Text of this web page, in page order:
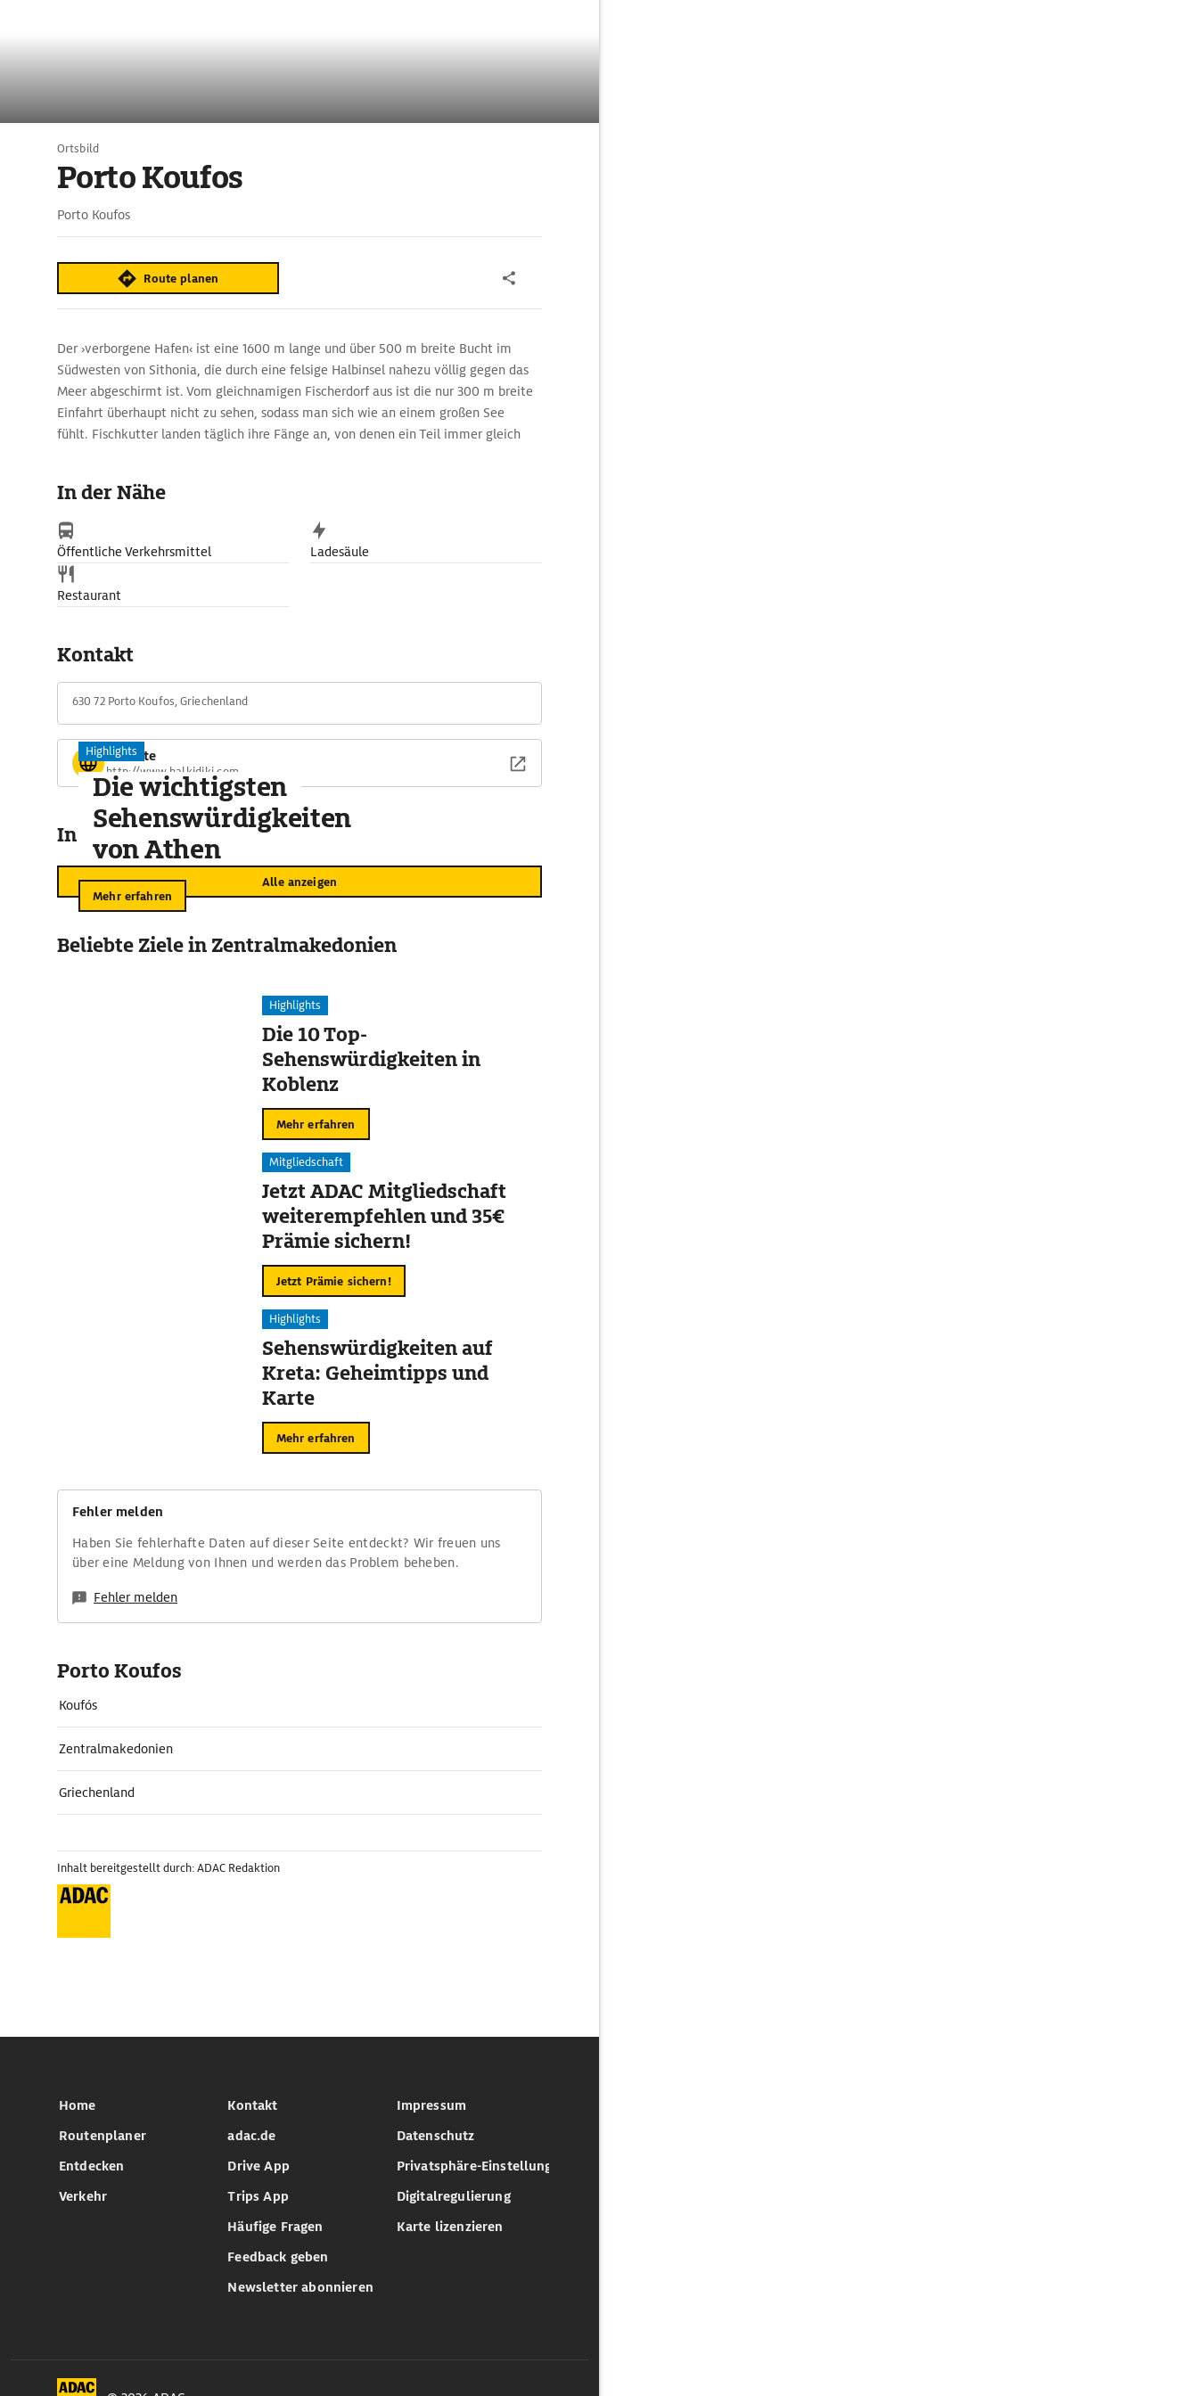
Ortsbild
Porto Koufos
Porto Koufos
Route planen
Der ›verborgene Hafen‹ ist eine 1600 m lange und über 500 m breite Bucht im
Südwesten von Sithonia, die durch eine felsige Halbinsel nahezu völlig gegen das
Meer abgeschirmt ist. Vom gleichnamigen Fischerdorf aus ist die nur 300 m breite
Einfahrt überhaupt nicht zu sehen, sodass man sich wie an einem großen See
fühlt. Fischkutter landen täglich ihre Fänge an, von denen ein Teil immer gleich
In der Nähe
Öffentliche Verkehrsmittel Ladesäule
Restaurant
Kontakt
630 72 Porto Koufos, Griechenland
Website
http://www.halkidiki.com
In der Umgebung
Alle anzeigen
Highlights
Die wichtigsten
Sehenswürdigkeiten
von Athen
Mehr erfahren
Beliebte Ziele in Zentralmakedonien
Highlights
Die 10 Top-
Sehenswürdigkeiten in
Koblenz
Mehr erfahren
Mitgliedschaft
Jetzt ADAC Mitgliedschaft
weiterempfehlen und 35€
Prämie sichern!
Jetzt Prämie sichern!
Highlights
Sehenswürdigkeiten auf
Kreta: Geheimtipps und
Karte
Mehr erfahren
Fehler melden
Haben Sie fehlerhafte Daten auf dieser Seite entdeckt? Wir freuen uns
über eine Meldung von Ihnen und werden das Problem beheben.
Fehler melden
Porto Koufos
Koufós
Zentralmakedonien
Griechenland
Inhalt bereitgestellt durch: ADAC Redaktion
Home
Routenplaner
Entdecken
Verkehr
Kontakt
adac.de
Drive App
Trips App
Häufige Fragen
Feedback geben
Newsletter abonnieren
Impressum
Datenschutz
Privatsphäre-Einstellungen
Digitalregulierung
Karte lizenzieren